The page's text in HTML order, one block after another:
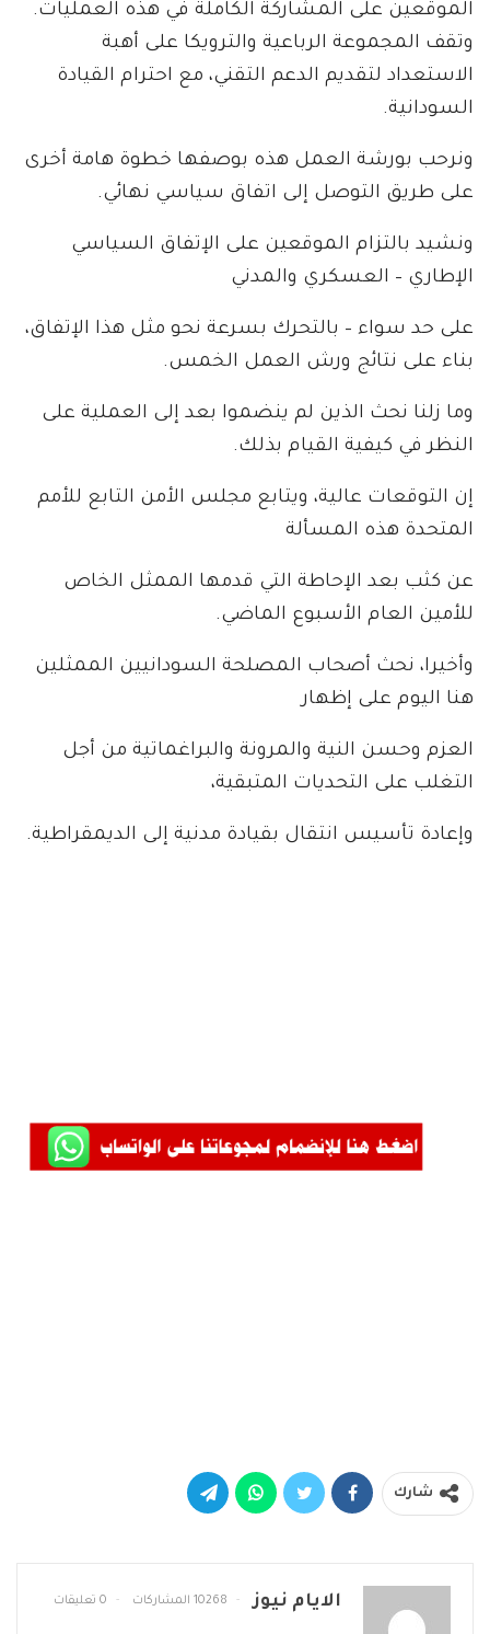
الموقعين على المشاركة الكاملة في هذه العمليات.
وتقف المجموعة الرباعية والترويكا على أهبة
الاستعداد لتقديم الدعم التقني، مع احترام القيادة
السودانية.
ونرحب بورشة العمل هذه بوصفها خطوة هامة أخرى
على طريق التوصل إلى اتفاق سياسي نهائي.
ونشيد بالتزام الموقعين على الإتفاق السياسي
الإطاري – العسكري والمدني
على حد سواء – بالتحرك بسرعة نحو مثل هذا الإتفاق،
بناء على نتائج ورش العمل الخمس.
وما زلنا نحث الذين لم ينضموا بعد إلى العملية على
النظر في كيفية القيام بذلك.
إن التوقعات عالية، ويتابع مجلس الأمن التابع للأمم
المتحدة هذه المسألة
عن كثب بعد الإحاطة التي قدمها الممثل الخاص
للأمين العام الأسبوع الماضي.
وأخيرا، نحث أصحاب المصلحة السودانيين الممثلين
هنا اليوم على إظهار
العزم وحسن النية والمرونة والبراغماتية من أجل
التغلب على التحديات المتبقية،
وإعادة تأسيس انتقال بقيادة مدنية إلى الديمقراطية.
شارك
الايام نيوز 10268 المشاركات 0 تعليقات